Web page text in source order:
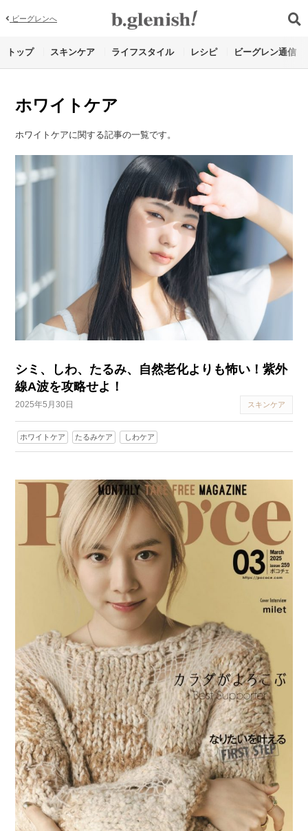
ビーグレンへ
トップ スキンケア ライフスタイル レシピ ビーグレン通信
ホワイトケア
ホワイトケアに関する記事の一覧です。
シミ、しわ、たるみ、自然老化よりも怖い！紫外
線A波を攻略せよ！
2025年5月30日 スキンケア
ホワイトケア たるみケア しわケア